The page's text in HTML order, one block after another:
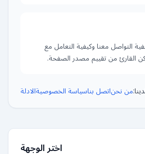
التواصل معنا وكيفية التعامل مع
القارئ من تقييم مصدر الصفحة.
من نحناتصل بناسياسة الخصوصيةالادلة
اختر الوجهة